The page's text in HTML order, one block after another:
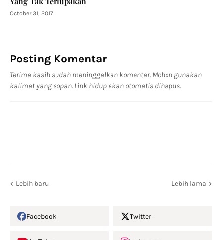
October 31, 2017
Posting Komentar
Terima kasih sudah meninggalkan komentar. Mohon gunakan
kalimat yang sopan. Link hidup akan otomatis dihapus.
Lebih baru Lebih lama
Facebook Twitter